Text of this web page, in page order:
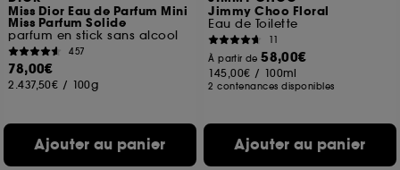
Miss Dior Eau de Parfum Mini
Miss Parfum Solide
parfum en stick sans alcool
457
78,00€
2.437,50€ / 100g
Ajouter au panier
Jimmy Choo Floral
Eau de Toilette
11
À partir de58,00€
145,00€ / 100ml
2 contenances disponibles
Ajouter au panier